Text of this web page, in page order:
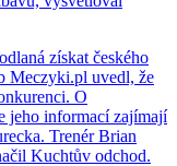
získat českého
Meczyki.pl uvedl, že
O
jeho informací zajímají
Trenér Brian
Kuchtův odchod.